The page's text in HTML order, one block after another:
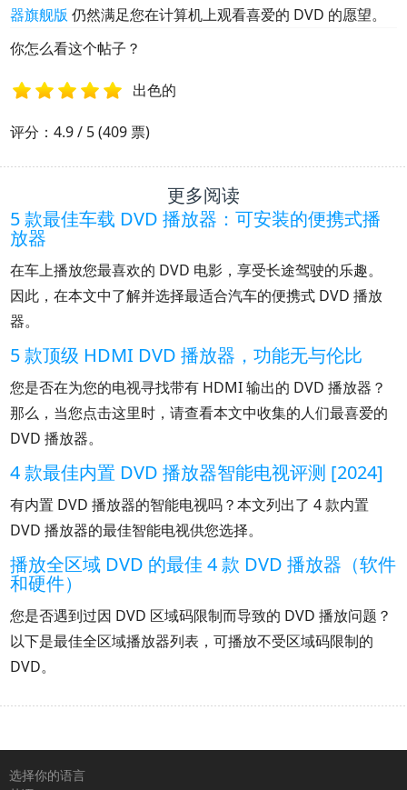
器旗舰版 仍然满足您在计算机上观看喜爱的 DVD 的愿望。
你怎么看这个帖子？
1 2 3 4 5
出色的
评分：4.9 / 5 (409 票)
更多阅读
5 款最佳车载 DVD 播放器：可安装的便携式播
放器
在车上播放您最喜欢的 DVD 电影，享受长途驾驶的乐趣。
因此，在本文中了解并选择最适合汽车的便携式 DVD 播放
器。
5 款顶级 HDMI DVD 播放器，功能无与伦比
您是否在为您的电视寻找带有 HDMI 输出的 DVD 播放器？
那么，当您点击这里时，请查看本文中收集的人们最喜爱的
DVD 播放器。
4 款最佳内置 DVD 播放器智能电视评测 [2024]
有内置 DVD 播放器的智能电视吗？本文列出了 4 款内置
DVD 播放器的最佳智能电视供您选择。
播放全区域 DVD 的最佳 4 款 DVD 播放器（软件
和硬件）
您是否遇到过因 DVD 区域码限制而导致的 DVD 播放问题？
以下是最佳全区域播放器列表，可播放不受区域码限制的
DVD。
选择你的语言